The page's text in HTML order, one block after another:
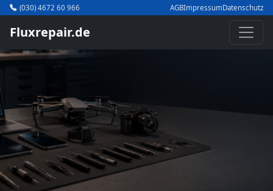
(030) 4672 60 966 AGBImpressumDatenschutz
Fluxrepair.de